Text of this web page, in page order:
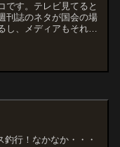
です。テレビ見てると
刊誌のネタが国会の場
し、メディアもそれば
て正論...
釣行！なかなか・・・